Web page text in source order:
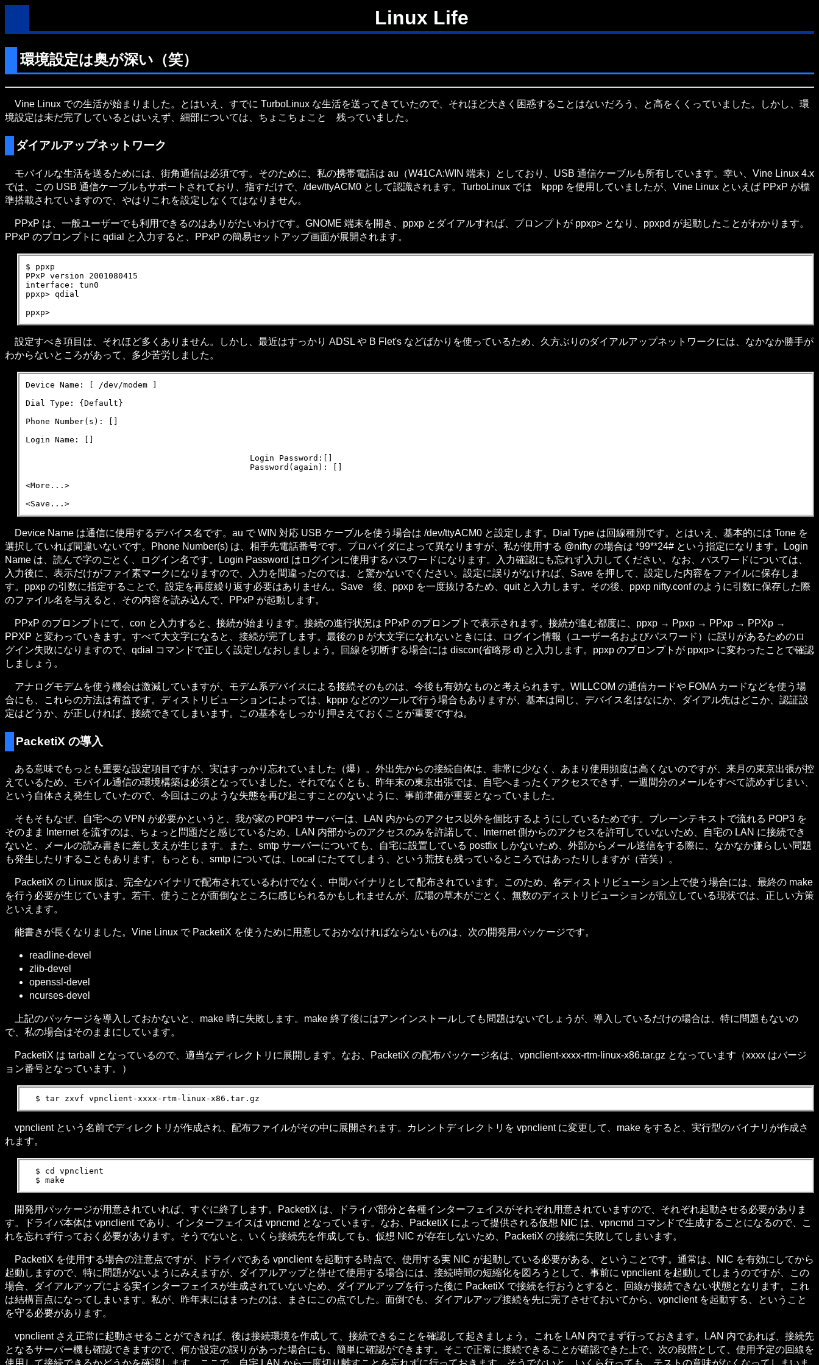
Linux Life
環境設定は奥が深い（笑）
Vine Linux での生活が始まりました。とはいえ、すでに TurboLinux な生活を送ってきていたので、それほど大きく困惑することはないだろう、と高をくくっていました。しかし、環
境設定は未だ完了しているとはいえず、細部については、ちょこちょこと 残っていました。
ダイアルアップネットワーク
モバイルな生活を送るためには、街角通信は必須です。そのために、私の携帯電話は au（W41CA:WIN 端末）としており、USB 通信ケーブルも所有しています。幸い、Vine Linux 4.x
では、この USB 通信ケーブルもサポートされており、指すだけで、/dev/ttyACM0 として認識されます。TurboLinux では kppp を使用していましたが、Vine Linux といえば PPxP が標
準搭載されていますので、やはりこれを設定しなくてはなりません。
PPxP は、一般ユーザーでも利用できるのはありがたいわけです。GNOME 端末を開き、ppxp とダイアルすれば、プロンプトが ppxp> となり、ppxpd が起動したことがわかります。
PPxP のプロンプトに qdial と入力すると、PPxP の簡易セットアップ画面が展開されます。
$ ppxp
PPxP version 2001080415
interface: tun0
ppxp> qdial
設定すべき項目は、それほど多くありません。しかし、最近はすっかり ADSL や B Flet's などばかりを使っているため、久方ぶりのダイアルアップネットワークには、なかなか勝手が
わからないところがあって、多少苦労しました。
Device Name: [ /dev/modem ]
Dial Type: {Default}
Phone Number(s): []
Login Name: []
                                              Login Password:[]
                                              Password(again): []
<More...>
Device Name は通信に使用するデバイス名です。au で WIN 対応 USB ケーブルを使う場合は /dev/ttyACM0 と設定します。Dial Type は回線種別です。とはいえ、基本的には Tone を
選択していれば間違いないです。Phone Number(s) は、相手先電話番号です。プロバイダによって異なりますが、私が使用する @nifty の場合は *99**24# という指定になります。Login
Name は、読んで字のごとく、ログイン名です。Login Password はログインに使用するパスワードになります。入力確認にも忘れず入力してください。なお、パスワードについては、
入力後に、表示だけがファイ素マークになりますので、入力を間違ったのでは、と驚かないでください。設定に誤りがなければ、Save を押して、設定した内容をファイルに保存しま
す。ppxp の引数に指定することで、設定を再度繰り返す必要はありません。Save 後、ppxp を一度抜けるため、quit と入力します。その後、ppxp nifty.conf のように引数に保存した際
のファイル名を与えると、その内容を読み込んで、PPxP が起動します。
PPxP のプロンプトにて、con と入力すると、接続が始まります。接続の進行状況は PPxP のプロンプトで表示されます。接続が進む都度に、ppxp → Ppxp → PPxp → PPXp →
PPXP と変わっていきます。すべて大文字になると、接続が完了します。最後の p が大文字になれないときには、ログイン情報（ユーザー名およびパスワード）に誤りがあるためのロ
グイン失敗になりますので、qdial コマンドで正しく設定しなおしましょう。回線を切断する場合には discon(省略形 d) と入力します。ppxp のプロンプトが ppxp> に変わったことで確認
しましょう。
アナログモデムを使う機会は激減していますが、モデム系デバイスによる接続そのものは、今後も有効なものと考えられます。WILLCOM の通信カードや FOMA カードなどを使う場
合にも、これらの方法は有益です。ディストリビューションによっては、kppp などのツールで行う場合もありますが、基本は同じ、デバイス名はなにか、ダイアル先はどこか、認証設
定はどうか、が正しければ、接続できてしまいます。この基本をしっかり押さえておくことが重要ですね。
PacketiX の導入
ある意味でもっとも重要な設定項目ですが、実はすっかり忘れていました（爆）。外出先からの接続自体は、非常に少なく、あまり使用頻度は高くないのですが、来月の東京出張が控
えているため、モバイル通信の環境構築は必須となっていました。それでなくとも、昨年末の東京出張では、自宅へまったくアクセスできず、一週間分のメールをすべて読めずじまい、
という自体さえ発生していたので、今回はこのような失態を再び起こすことのないように、事前準備が重要となっていました。
そもそもなぜ、自宅への VPN が必要かというと、我が家の POP3 サーバーは、LAN 内からのアクセス以外を個比するようにしているためです。プレーンテキストで流れる POP3 を
そのまま Internet を流すのは、ちょっと問題だと感じているため、LAN 内部からのアクセスのみを許諾して、Internet 側からのアクセスを許可していないため、自宅の LAN に接続でき
ないと、メールの読み書きに差し支えが生じます。また、smtp サーバーについても、自宅に設置している postfix しかないため、外部からメール送信をする際に、なかなか嫌らしい問題
も発生したりすることもあります。もっとも、smtp については、Local にたててしまう、という荒技も残っているところではあったりしますが（苦笑）。
PacketiX の Linux 版は、完全なバイナリで配布されているわけでなく、中間バイナリとして配布されています。このため、各ディストリビューション上で使う場合には、最終の make
を行う必要が生じています。若干、使うことが面倒なところに感じられるかもしれませんが、広場の草木がごとく、無数のディストリビューションが乱立している現状では、正しい方策
といえます。
能書きが長くなりました。Vine Linux で PacketiX を使うために用意しておかなければならないものは、次の開発用パッケージです。
readline-devel
zlib-devel
openssl-devel
ncurses-devel
上記のパッケージを導入しておかないと、make 時に失敗します。make 終了後にはアンインストールしても問題はないでしょうが、導入しているだけの場合は、特に問題もないの
で、私の場合はそのままにしています。
PacketiX は tarball となっているので、適当なディレクトリに展開します。なお、PacketiX の配布パッケージ名は、vpnclient-xxxx-rtm-linux-x86.tar.gz となっています（xxxx はバージ
ョン番号となっています。）
vpnclient という名前でディレクトリが作成され、配布ファイルがその中に展開されます。カレントディレクトリを vpnclient に変更して、make をすると、実行型のバイナリが作成さ
れます。
  $ cd vpnclient
開発用パッケージが用意されていれば、すぐに終了します。PacketiX は、ドライバ部分と各種インターフェイスがそれぞれ用意されていますので、それぞれ起動させる必要がありま
す。ドライバ本体は vpnclient であり、インターフェイスは vpncmd となっています。なお、PacketiX によって提供される仮想 NIC は、vpncmd コマンドで生成することになるので、こ
れを忘れず行っておく必要があります。そうでないと、いくら接続先を作成しても、仮想 NIC が存在しないため、PacketiX の接続に失敗してしまいます。
PacketiX を使用する場合の注意点ですが、ドライバである vpnclient を起動する時点で、使用する実 NIC が起動している必要がある、ということです。通常は、NIC を有効にしてから
起動しますので、特に問題がないようにみえますが、ダイアルアップと併せて使用する場合には、接続時間の短縮化を図ろうとして、事前に vpnclient を起動してしまうのですが、この
場合、ダイアルアップによる実インターフェイスが生成されていないため、ダイアルアップを行った後に PacketiX で接続を行おうとすると、回線が接続できない状態となります。これ
は結構盲点になってしまいます。私が、昨年末にはまったのは、まさにこの点でした。面倒でも、ダイアルアップ接続を先に完了させておいてから、vpnclient を起動する、ということ
を守る必要があります。
vpnclient さえ正常に起動させることができれば、後は接続環境を作成して、接続できることを確認して起きましょう。これを LAN 内でまず行っておきます。LAN 内であれば、接続先
となるサーバー機も確認できますので、何か設定の誤りがあった場合にも、簡単に確認ができます。そこで正常に接続できることが確認できた上で、次の段階として、使用予定の回線を